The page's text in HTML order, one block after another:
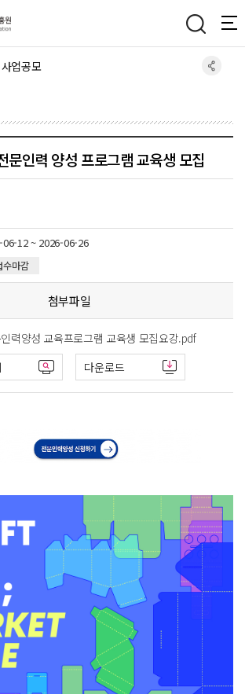
사업공모
문인력 양성 프로그램 교육생 모집
06-12 ~ 2026-06-26
수마감
첨부파일
력양성 교육프로그램 교육생 모집요강.pdf
다운로드